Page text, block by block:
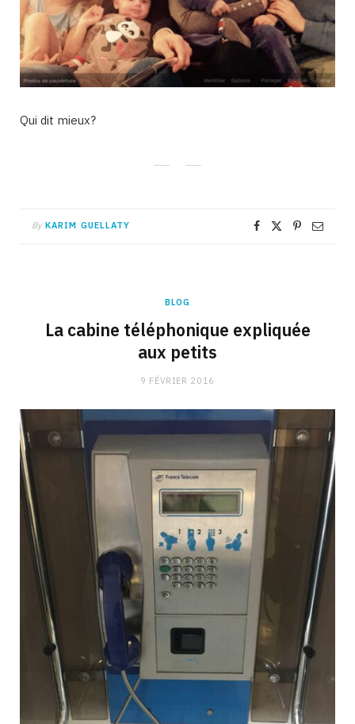
Qui dit mieux?
By KARIM GUELLATY
BLOG
La cabine téléphonique expliquée
aux petits
9 FÉVRIER 2016